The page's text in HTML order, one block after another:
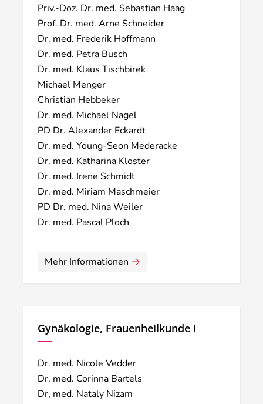
Priv.-Doz. Dr. med. Sebastian Haag
Prof. Dr. med. Arne Schneider
Dr. med. Frederik Hoffmann
Dr. med. Petra Busch
Dr. med. Klaus Tischbirek
Michael Menger
Christian Hebbeker
Dr. med. Michael Nagel
PD Dr. Alexander Eckardt
Dr. med. Young-Seon Mederacke
Dr. med. Katharina Kloster
Dr. med. Irene Schmidt
Dr. med. Miriam Maschmeier
PD Dr. med. Nina Weiler
Dr. med. Pascal Ploch
Mehr Informationen
Gynäkologie, Frauenheilkunde I
Dr. med. Nicole Vedder
Dr. med. Corinna Bartels
Dr, med. Nataly Nizam